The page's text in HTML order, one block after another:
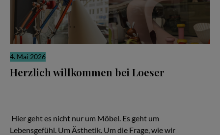
4. Mai 2026
Herzlich willkommen bei Loeser
Hier geht es nicht nur um Möbel. Es geht um
Lebensgefühl. Um Ästhetik. Um die Frage, wie wir